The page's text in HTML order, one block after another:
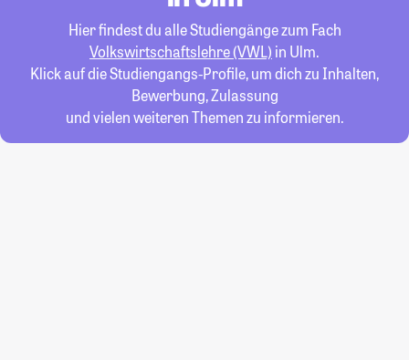
Hier findest du alle Studiengänge zum Fach
Volkswirtschaftslehre (VWL) in Ulm.
Klick auf die Studiengangs-Profile, um dich zu Inhalten,
Bewerbung, Zulassung
und vielen weiteren Themen zu informieren.